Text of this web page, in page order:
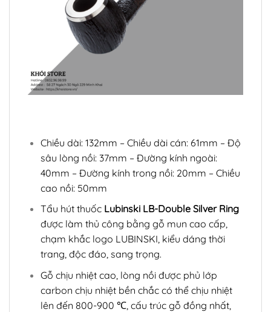
Chiều dài: 132mm – Chiều dài cán: 61mm – Độ
sâu lòng nồi: 37mm – Đường kính ngoài:
40mm – Đường kính trong nồi: 20mm – Chiều
cao nồi: 50mm
Tẩu hút thuốcLubinski LB-Double Silver Ring
được làm thủ công bằng gỗ mun cao cấp,
chạm khắc logo LUBINSKI, kiểu dáng thời
trang, độc đáo, sang trọng.
Gỗ chịu nhiệt cao, lòng nồi được phủ lớp
carbon chịu nhiệt bền chắc có thể chịu nhiệt
lên đến 800-900 ℃, cấu trúc gỗ đồng nhất,